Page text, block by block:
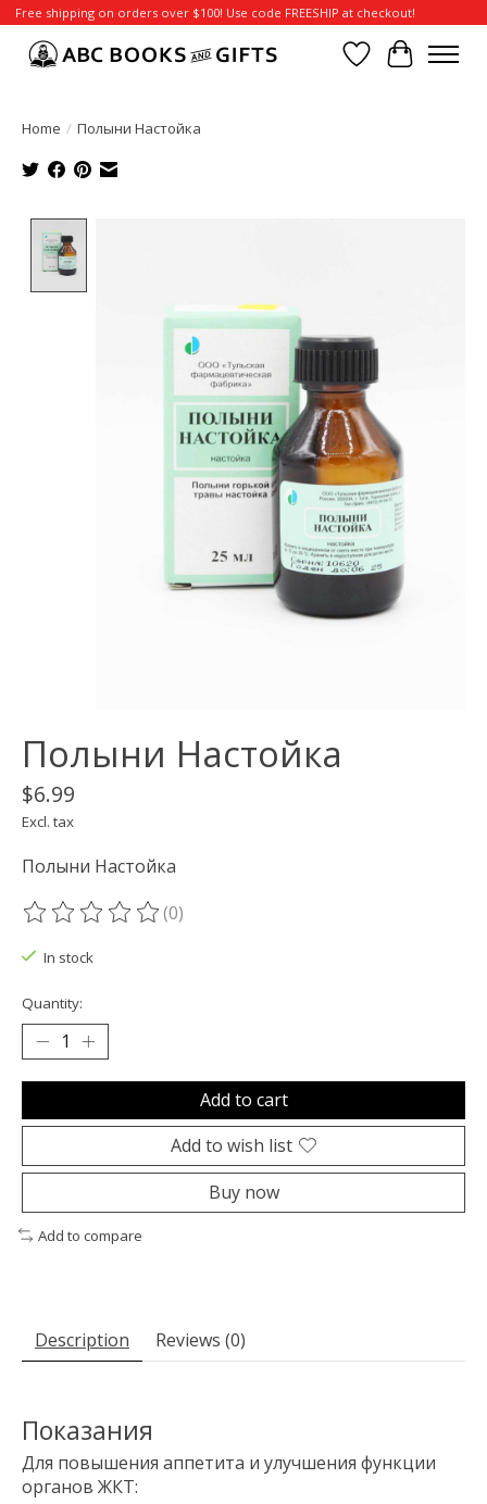
Free shipping on orders over $100! Use code FREESHIP at checkout!
Wish List
Cart
Home / Полыни Настойка
Полыни Настойка
$6.99
Excl. tax
Полыни Настойка
The rating of this product is
(0)
In stock
Quantity:
Add to cart
Add to wish list
Buy now
Add to compare
Description Reviews (0)
Показания
Для повышения аппетита и улучшения функции
органов ЖКТ: